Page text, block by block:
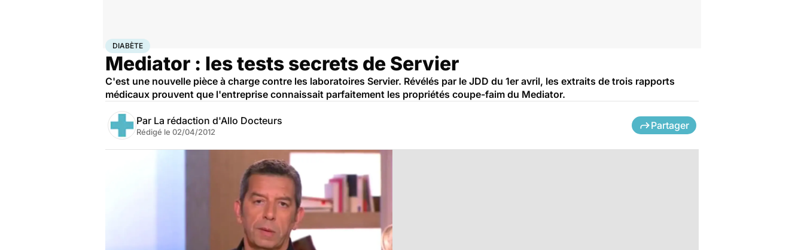
AccueilSanté
DIABÈTE
Mediator : les tests secrets de Servier
C'est une nouvelle pièce à charge contre les laboratoires Servier. Révélés par le JDD du 1er avril, les extraits de trois rapports
médicaux prouvent que l'entreprise connaissait parfaitement les propriétés coupe-faim du Mediator.
Par La rédaction d'Allo Docteurs
Rédigé le 02/04/2012
Partager